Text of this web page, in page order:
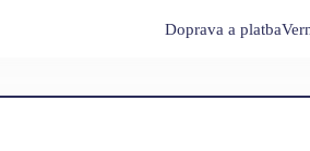
Doprava a platba